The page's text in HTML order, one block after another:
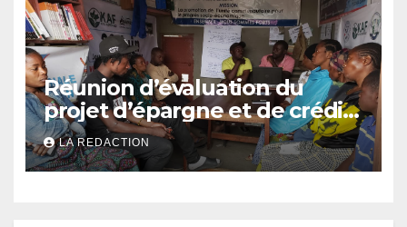
Réunion d’évaluation du
projet d’épargne et de crédit
de JIRANI MSAADA Asbl : des
résultats encourageants et
une expansion annoncée
LA REDACTION